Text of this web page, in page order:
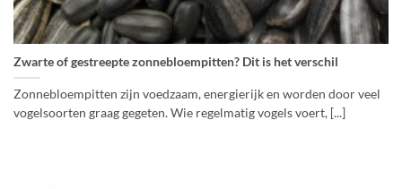
Zwarte of gestreepte zonnebloempitten? Dit is het verschil
Zonnebloempitten zijn voedzaam, energierijk en worden door veel
vogelsoorten graag gegeten. Wie regelmatig vogels voert, [...]